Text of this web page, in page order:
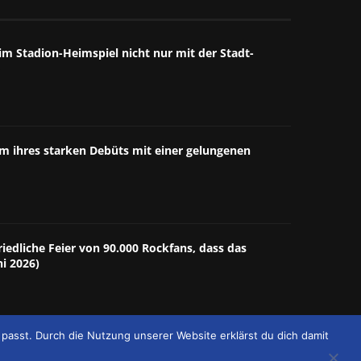
Stadion-Heimspiel nicht nur mit der Stadt-
ihres starken Debüts mit einer gelungenen
Feier von 90.000 Rockfans, dass das
2026)
Durch die Nutzung unserer Website erklärst du dich damit